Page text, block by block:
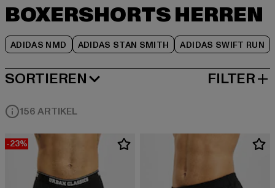
BOXERSHORTS HERREN
ADIDAS NMD ADIDAS STAN SMITH ADIDAS SWIFT RUN
SORTIEREN
BELIEBTESTE FILTER
156 ARTIKEL
-23%